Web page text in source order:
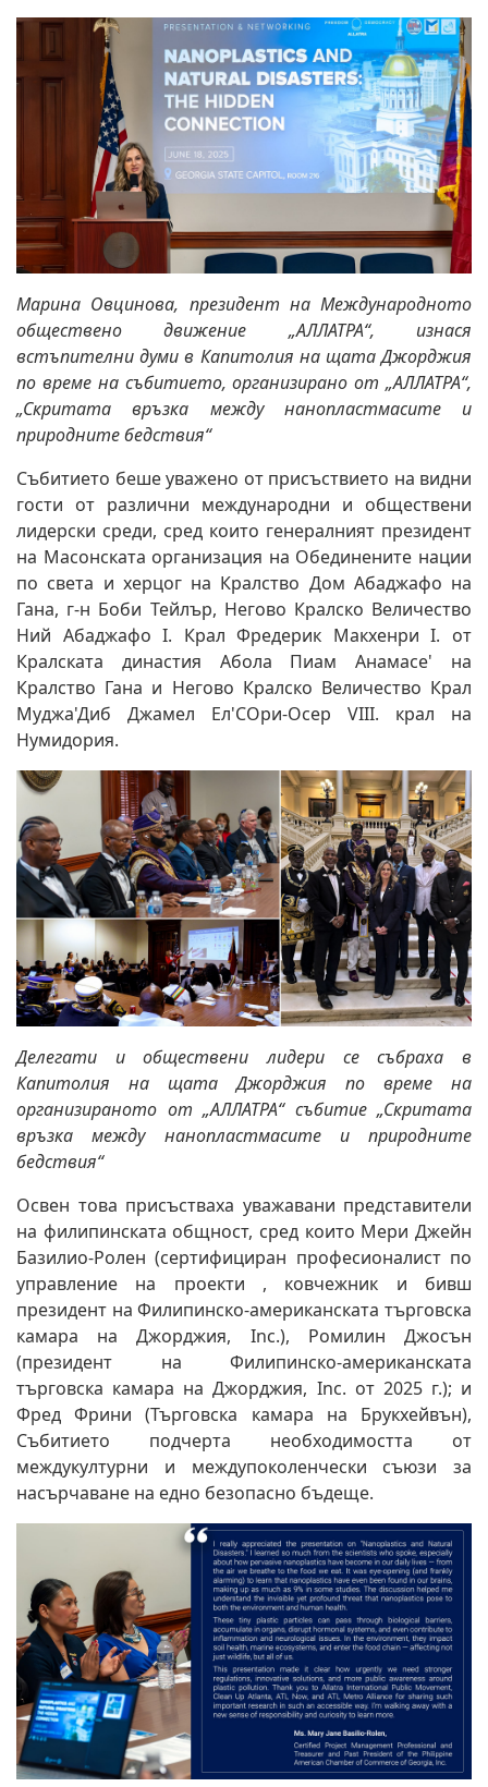
Марина Овцинова, президент на Международното
обществено движение „АЛЛАТРА“, изнася
встъпителни думи в Капитолия на щата Джорджия
по време на събитието, организирано от „АЛЛАТРА“,
„Скритата връзка между нанопластмасите и
природните бедствия“
Събитието беше уважено от присъствието на видни
гости от различни международни и обществени
лидерски среди, сред които генералният президент
на Масонската организация на Обединените нации
по света и херцог на Кралство Дом Абаджафо на
Гана, г-н Боби Тейлър, Негово Кралско Величество
Ний Абаджафо I. Крал Фредерик Макхенри I. от
Кралската династия Абола Пиам Анамасе' на
Кралство Гана и Негово Кралско Величество Крал
Муджа'Диб Джамел Ел'СОри-Осер VIII. крал на
Нумидория.
Делегати и обществени лидери се събраха в
Капитолия на щата Джорджия по време на
организираното от „АЛЛАТРА“ събитие „Скритата
връзка между нанопластмасите и природните
бедствия“
Освен това присъстваха уважавани представители
на филипинската общност, сред които Мери Джейн
Базилио-Ролен (сертифициран професионалист по
управление на проекти , ковчежник и бивш
президент на Филипинско-американската търговска
камара на Джорджия, Inc.), Ромилин Джосън
(президент на Филипинско-американската
търговска камара на Джорджия, Inc. от 2025 г.); и
Фред Фрини (Търговска камара на Брукхейвън),
Събитието подчерта необходимостта от
междукултурни и междупоколенчески съюзи за
насърчаване на едно безопасно бъдеще.